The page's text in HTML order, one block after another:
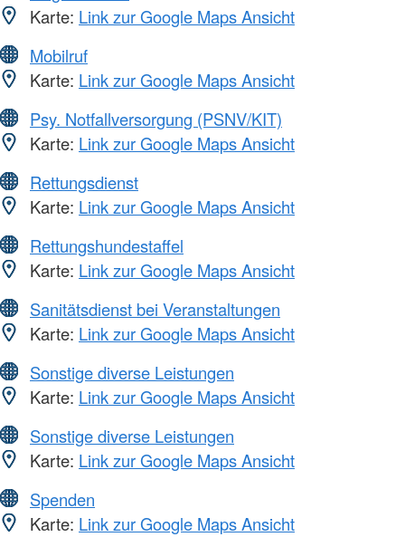
Karte: Link zur Google Maps Ansicht
Mobilruf
Karte: Link zur Google Maps Ansicht
Psy. Notfallversorgung (PSNV/KIT)
Karte: Link zur Google Maps Ansicht
Rettungsdienst
Karte: Link zur Google Maps Ansicht
Rettungshundestaffel
Karte: Link zur Google Maps Ansicht
Sanitätsdienst bei Veranstaltungen
Karte: Link zur Google Maps Ansicht
Sonstige diverse Leistungen
Karte: Link zur Google Maps Ansicht
Sonstige diverse Leistungen
Karte: Link zur Google Maps Ansicht
Spenden
Karte: Link zur Google Maps Ansicht